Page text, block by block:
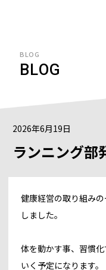
BLOG
BLOG
2026年6月19日
ランニング部
健康経営の取り組み
しました。
体を動かす事、習慣
いく予定になります。